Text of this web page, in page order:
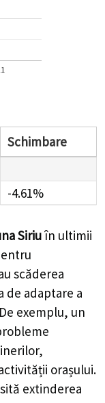
Schimbare
-4.61%
Siriuîn ultimii
scăderea
de adaptare a
exemplu, un
orașului.
extinderea